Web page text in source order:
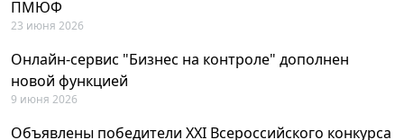
ПМЮФ
23 июня 2026
Онлайн-сервис "Бизнес на контроле" дополнен
новой функцией
9 июня 2026
Объявлены победители XXI Всероссийского конкурса